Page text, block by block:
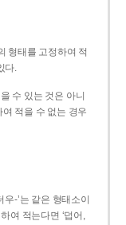
형태를 고정하여 적
다.
수 있는 것은 아니
적을 수 없는 경우
우-­’는 같은 형태소이
여 적는다면 ‘덥어,